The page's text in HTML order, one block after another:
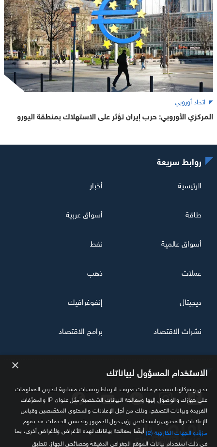
اتحاد أوروبي
المركزي الأوروبي: حرب إيران تؤثر على الاستهلاك بمنطقة اليورو
تابعنا
روابط سريعة
الرئيسية أخبار
طاقة أسواق عربية
أسواق عالمية نفط
عملات ذهب
ديجيتال إنفوغرافيك
نشرات الاقتصاد برامج الاقتصاد
× الاستخدام المسؤول لبياناتك
نحن وشركاؤنا نستخدم ملفات تعريف الارتباط وتقنيات مشابهة لتخزين المعلومات
على جهازك والوصول إليها ومعالجة البيانات الشخصية مثل عنوان IP والمعرّفات
الفريدة وبيانات التصفح، وذلك من أجل الإعلانات والمحتوى المخصّصين وقياس
الإعلانات والمحتوى واستخلاص رؤى حول الجمهور وتحسين الخدمات. قد يقوم
مزوّدو الجهات الخارجية (2)
أيضًا بمعالجة بياناتك لهذه الأغراض ولأغراض أخرى، بما
في ذلك استخدام بيانات الموقع الجغرافي الدقيقة وخصائص الجهاز. تنطبق